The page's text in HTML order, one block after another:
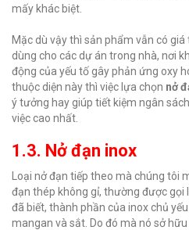
mấy khác biệt.
Mặc dù vậy thì sản phẩm vẫn có
dùng cho các dự án trong nhà, nơi
động của yếu tố gây phản ứng oxy
thuộc diện này thì việc lựa chọn nở
ý tưởng hay giúp tiết kiệm ngân
việc cao nhất.
1.3. Nở đạn inox
Loại nở đạn tiếp theo mà chúng tôi
đạn thép không gỉ, thường được gọi
đã biết, thành phần của inox chủ
mangan và sắt. Do đó mà nó sở